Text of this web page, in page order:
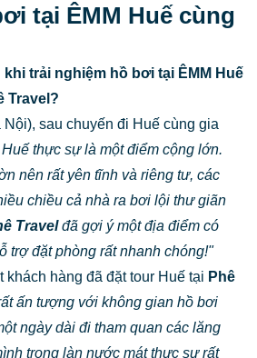
tại ÊMM Huế cùng
trải nghiệm hồ bơi tại ÊMM Huế
Travel?
sau chuyến đi Huế cùng gia
thực sự là một điểm cộng lớn.
nên rất yên tĩnh và riêng tư, các
chiều cả nhà ra bơi lội thư giãn
Travelđã gợi ý một địa điểm có
trợ đặt phòng rất nhanh chóng!"
khách hàng đã đặt tour Huế tại Phê
ấn tượng với không gian hồ bơi
ngày dài đi tham quan các lăng
trong làn nước mát thực sự rất